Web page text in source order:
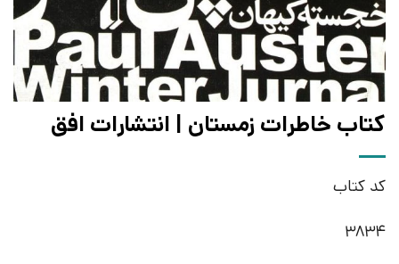
کتاب خاطرات زمستان | انتشارات افق
کد کتاب
3834